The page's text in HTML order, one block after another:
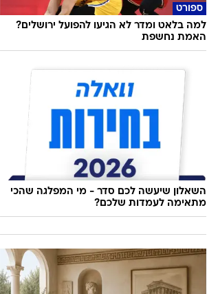
מזילים ריר תוך כדי שינה? מתי זה מעיד על
בעיה רפואית
למה בלאט ומדר לא הגיעו להפועל ירושלים?
האמת נחשפת